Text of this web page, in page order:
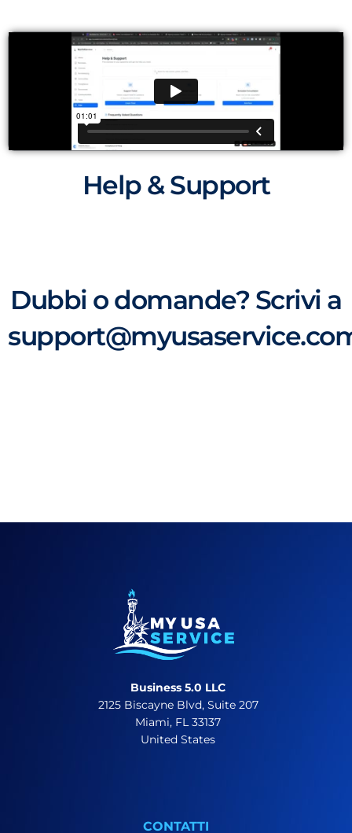
Help & Support
Dubbi o domande? Scrivi a
Business 5.0 LLC
2125 Biscayne Blvd, Suite 207
Miami, FL 33137
United States
CONTATTI